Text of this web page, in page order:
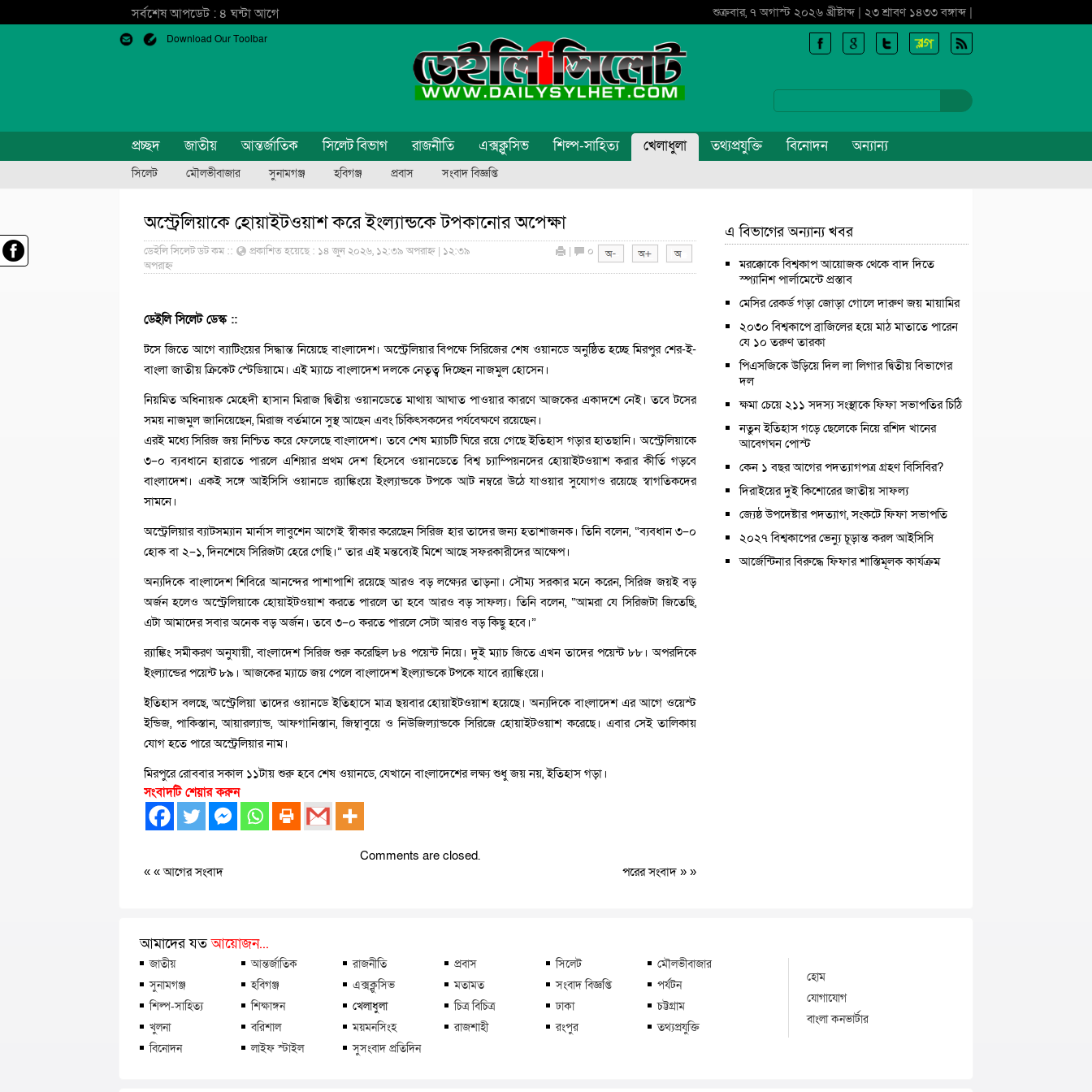
সর্বশেষ আপডেট : ৪ ঘন্টা আগে শুক্রবার, ৭ অগাস্ট ২০২৬ খ্রীষ্টাব্দ | ২৩ শ্রাবণ ১৪৩৩ বঙ্গাব্দ |
Download Our Toolbar
প্রচ্ছদ জাতীয় আন্তর্জাতিক সিলেট বিভাগ রাজনীতি এক্সক্লুসিভ শিল্প-সাহিত্য খেলাধুলা তথ্যপ্রযুক্তি বিনোদন অন্যান্য
সিলেট মৌলভীবাজার সুনামগঞ্জ হবিগঞ্জ প্রবাস সংবাদ বিজ্ঞপ্তি
অস্ট্রেলিয়াকে হোয়াইটওয়াশ করে ইংল্যান্ডকে টপকানোর অপেক্ষা
ডেইলি সিলেট ডট কম ::
প্রকাশিত হয়েছে : ১৪ জুন ২০২৬, ১২:৩৯ অপরাহ্ন | ১২:৩৯
অপরাহ্ন
| ০
ডেইলি সিলেট ডেস্ক ::
টসে জিতে আগে ব্যাটিংয়ের সিদ্ধান্ত নিয়েছে বাংলাদেশ। অস্ট্রেলিয়ার বিপক্ষে সিরিজের শেষ ওয়ানডে অনুষ্ঠিত হচ্ছে মিরপুর শের-ই-
বাংলা জাতীয় ক্রিকেট স্টেডিয়ামে। এই ম্যাচে বাংলাদেশ দলকে নেতৃত্ব দিচ্ছেন নাজমুল হোসেন।
নিয়মিত অধিনায়ক মেহেদী হাসান মিরাজ দ্বিতীয় ওয়ানডেতে মাথায় আঘাত পাওয়ার কারণে আজকের একাদশে নেই। তবে টসের
সময় নাজমুল জানিয়েছেন, মিরাজ বর্তমানে সুস্থ আছেন এবং চিকিৎসকদের পর্যবেক্ষণে রয়েছেন।
এরই মধ্যে সিরিজ জয় নিশ্চিত করে ফেলেছে বাংলাদেশ। তবে শেষ ম্যাচটি ঘিরে রয়ে গেছে ইতিহাস গড়ার হাতছানি। অস্ট্রেলিয়াকে
৩–০ ব্যবধানে হারাতে পারলে এশিয়ার প্রথম দেশ হিসেবে ওয়ানডেতে বিশ্ব চ্যাম্পিয়নদের হোয়াইটওয়াশ করার কীর্তি গড়বে
বাংলাদেশ। একই সঙ্গে আইসিসি ওয়ানডে র‌্যাঙ্কিংয়ে ইংল্যান্ডকে টপকে আট নম্বরে উঠে যাওয়ার সুযোগও রয়েছে স্বাগতিকদের
সামনে।
অস্ট্রেলিয়ার ব্যাটসম্যান মার্নাস লাবুশেন আগেই স্বীকার করেছেন সিরিজ হার তাদের জন্য হতাশাজনক। তিনি বলেন, “ব্যবধান ৩–০
হোক বা ২–১, দিনশেষে সিরিজটা হেরে গেছি।” তার এই মন্তব্যেই মিশে আছে সফরকারীদের আক্ষেপ।
অন্যদিকে বাংলাদেশ শিবিরে আনন্দের পাশাপাশি রয়েছে আরও বড় লক্ষ্যের তাড়না। সৌম্য সরকার মনে করেন, সিরিজ জয়ই বড়
অর্জন হলেও অস্ট্রেলিয়াকে হোয়াইটওয়াশ করতে পারলে তা হবে আরও বড় সাফল্য। তিনি বলেন, “আমরা যে সিরিজটা জিতেছি,
এটা আমাদের সবার অনেক বড় অর্জন। তবে ৩–০ করতে পারলে সেটা আরও বড় কিছু হবে।”
র‌্যাঙ্কিং সমীকরণ অনুযায়ী, বাংলাদেশ সিরিজ শুরু করেছিল ৮৪ পয়েন্ট নিয়ে। দুই ম্যাচ জিতে এখন তাদের পয়েন্ট ৮৮। অপরদিকে
ইংল্যান্ডের পয়েন্ট ৮৯। আজকের ম্যাচে জয় পেলে বাংলাদেশ ইংল্যান্ডকে টপকে যাবে র‌্যাঙ্কিংয়ে।
ইতিহাস বলছে, অস্ট্রেলিয়া তাদের ওয়ানডে ইতিহাসে মাত্র ছয়বার হোয়াইটওয়াশ হয়েছে। অন্যদিকে বাংলাদেশ এর আগে ওয়েস্ট
ইন্ডিজ, পাকিস্তান, আয়ারল্যান্ড, আফগানিস্তান, জিম্বাবুয়ে ও নিউজিল্যান্ডকে সিরিজে হোয়াইটওয়াশ করেছে। এবার সেই তালিকায়
যোগ হতে পারে অস্ট্রেলিয়ার নাম।
মিরপুরে রোববার সকাল ১১টায় শুরু হবে শেষ ওয়ানডে, যেখানে বাংলাদেশের লক্ষ্য শুধু জয় নয়, ইতিহাস গড়া।
সংবাদটি শেয়ার করুন
Comments are closed.
« «আগের সংবাদ পরের সংবাদ » »
এ বিভাগের অন্যান্য খবর
মরক্কোকে বিশ্বকাপ আয়োজক থেকে বাদ দিতে
স্প্যানিশ পার্লামেন্টে প্রস্তাব
মেসির রেকর্ড গড়া জোড়া গোলে দারুণ জয় মায়ামির
২০৩০ বিশ্বকাপে ব্রাজিলের হয়ে মাঠ মাতাতে পারেন
যে ১০ তরুণ তারকা
পিএসজিকে উড়িয়ে দিল লা লিগার দ্বিতীয় বিভাগের
দল
ক্ষমা চেয়ে ২১১ সদস্য সংস্থাকে ফিফা সভাপতির চিঠি
নতুন ইতিহাস গড়ে ছেলেকে নিয়ে রশিদ খানের
আবেগঘন পোস্ট
কেন ১ বছর আগের পদত্যাগপত্র গ্রহণ বিসিবির?
দিরাইয়ের দুই কিশোরের জাতীয় সাফল্য
জ্যেষ্ঠ উপদেষ্টার পদত্যাগ, সংকটে ফিফা সভাপতি
২০২৭ বিশ্বকাপের ভেন্যু চূড়ান্ত করল আইসিসি
আর্জেন্টিনার বিরুদ্ধে ফিফার শাস্তিমূলক কার্যক্রম
আমাদের যতআয়োজন...
জাতীয় আন্তর্জাতিক রাজনীতি প্রবাস সিলেট
মৌলভীবাজার
সুনামগঞ্জ
হবিগঞ্জ এক্সক্লুসিভ মতামত সংবাদ বিজ্ঞপ্তি
পর্যটন
শিল্প-সাহিত্য
শিক্ষাঙ্গন খেলাধুলা চিত্র বিচিত্র ঢাকা
চট্টগ্রাম
খুলনা
বরিশাল ময়মনসিংহ রাজশাহী রংপুর
তথ্যপ্রযুক্তি
বিনোদন
লাইফ স্টাইল সুসংবাদ প্রতিদিন
হোম
যোগাযোগ
বাংলা কনভার্টার